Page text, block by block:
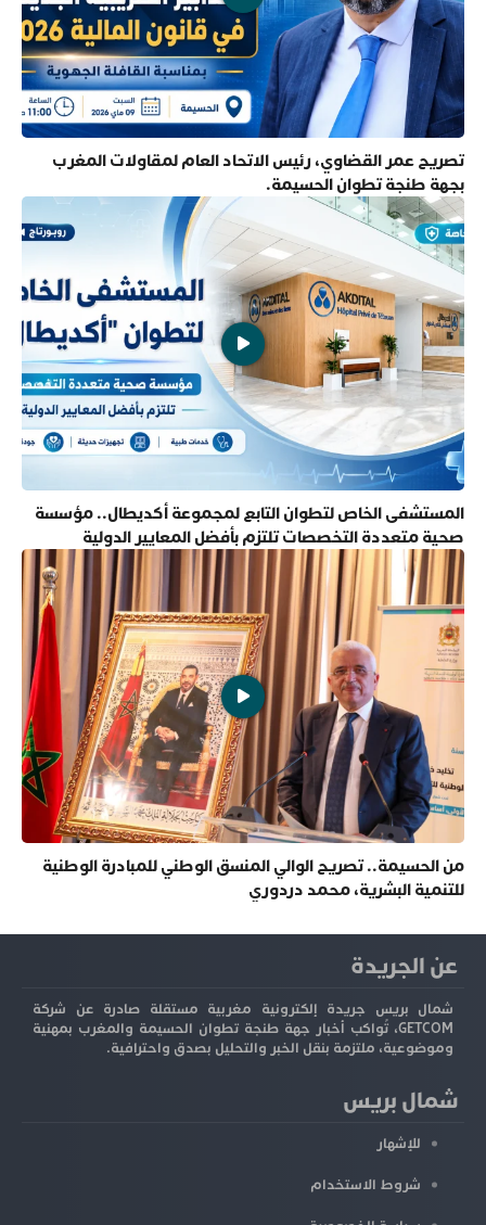
تصريح عمر القضاوي، رئيس الاتحاد العام لمقاولات المغرب
بجهة طنجة تطوان الحسيمة.
المستشفى الخاص لتطوان التابع لمجموعة أكديطال.. مؤسسة
صحية متعددة التخصصات تلتزم بأفضل المعايير الدولية
من الحسيمة.. تصريح الوالي المنسق الوطني للمبادرة الوطنية
للتنمية البشرية، محمد دردوري
عن الجريدة
شمال بريس جريدة إلكترونية مغربية مستقلة صادرة عن شركة
GETCOM، تُواكب أخبار جهة طنجة تطوان الحسيمة والمغرب بمهنية
وموضوعية، ملتزمة بنقل الخبر والتحليل بصدق واحترافية.
شمال بريس
للإشهار
شروط الاستخدام